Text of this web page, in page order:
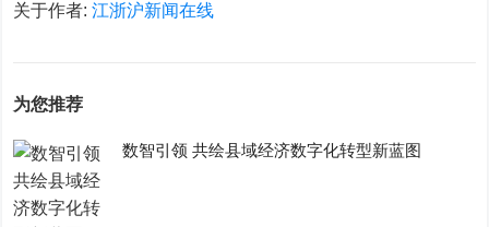
关于作者:江浙沪新闻在线
为您推荐
数智引领 共绘县域经济数字化转型新蓝图